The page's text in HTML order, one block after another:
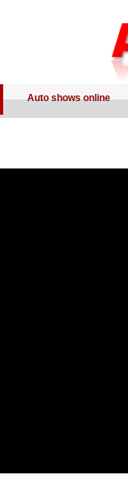
Auto shows online